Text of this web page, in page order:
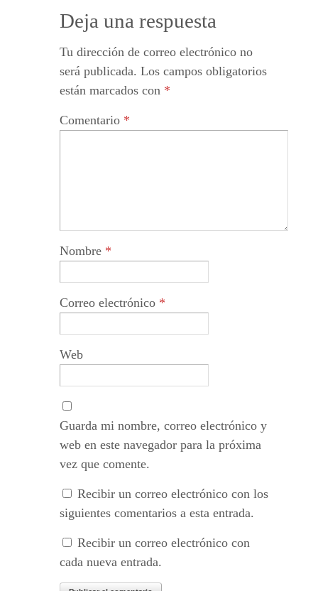
Deja una respuesta
Tu dirección de correo electrónico no
será publicada. Los campos obligatorios
están marcados con *
Comentario *
Nombre *
Correo electrónico *
Web
Guarda mi nombre, correo electrónico y
web en este navegador para la próxima
vez que comente.
Recibir un correo electrónico con los
siguientes comentarios a esta entrada.
Recibir un correo electrónico con
cada nueva entrada.